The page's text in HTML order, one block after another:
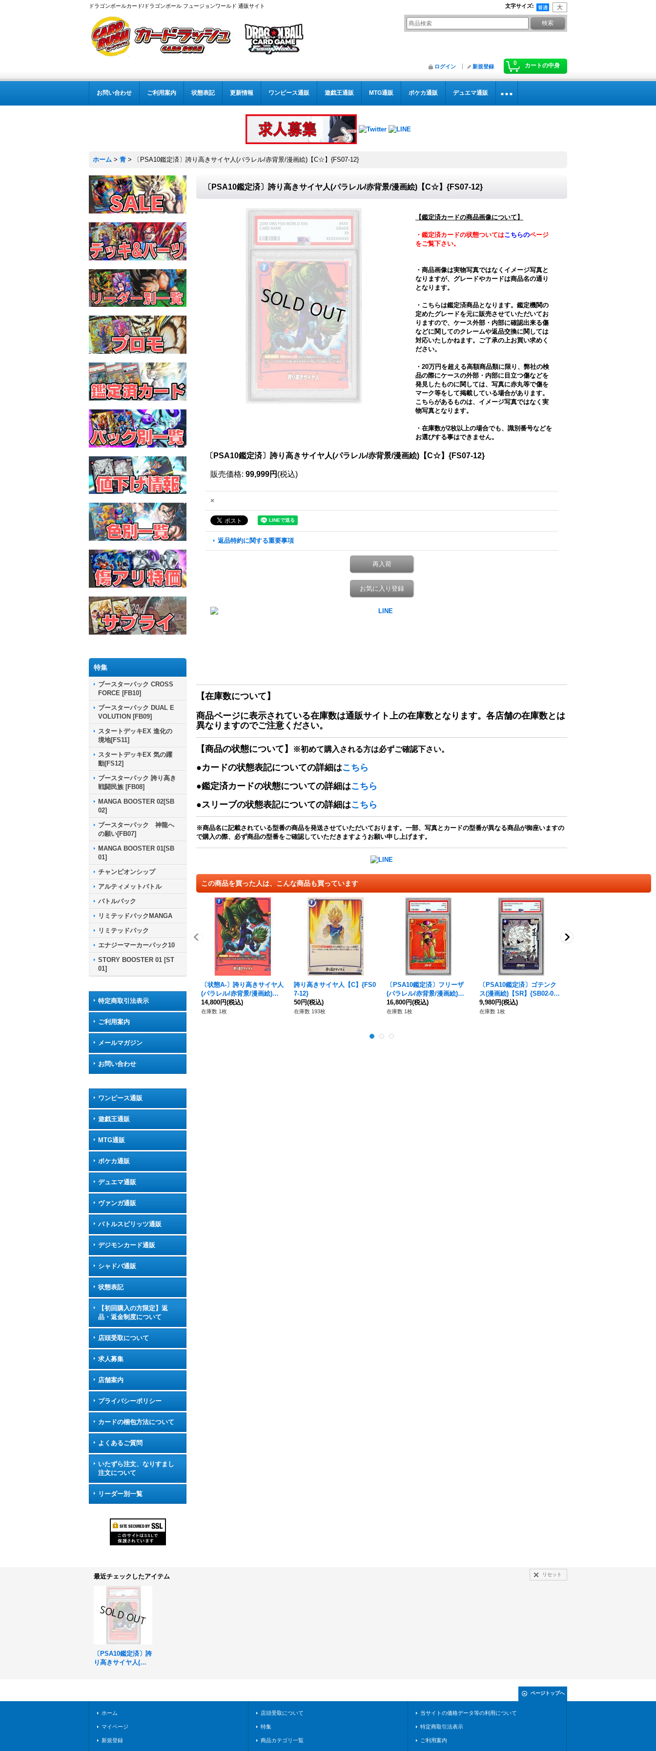
ドラゴンボールカード/ドラゴンボール フュージョンワールド 通販サイト 文字サイズ:
0 カートの中身
ログイン 新規登録
お問い合わせ ご利用案内 状態表記 更新情報 ワンピース通販 遊戯王通販 MTG通販 ポケカ通販 デュエマ通販
ホーム > 青 > 〔PSA10鑑定済〕誇り高きサイヤ人(パラレル/赤背景/漫画絵)【C☆】{FS07-12}
特集
ブースターパック CROSS
FORCE [FB10]
ブースターパック DUAL E
VOLUTION [FB09]
スタートデッキEX 進化の
境地[FS11]
スタートデッキEX 気の躍
動[FS12]
ブースターパック 誇り高き
戦闘民族 [FB08]
MANGA BOOSTER 02[SB
02]
ブースターパック 神龍へ
の願い[FB07]
MANGA BOOSTER 01[SB
01]
チャンピオンシップ
アルティメットバトル
バトルパック
リミテッドパックMANGA
リミテッドパック
エナジーマーカーパック10
STORY BOOSTER 01 [ST
01]
特定商取引法表示
ご利用案内
メールマガジン
お問い合わせ
ワンピース通販
遊戯王通販
MTG通販
ポケカ通販
デュエマ通販
ヴァンガ通販
バトルスピリッツ通販
デジモンカード通販
シャドバ通販
状態表記
【初回購入の方限定】返
品・返金制度について
店頭受取について
求人募集
店舗案内
プライバシーポリシー
カードの梱包方法について
よくあるご質問
いたずら注文、なりすまし
注文について
リーダー別一覧
〔PSA10鑑定済〕誇り高きサイヤ人(パラレル/赤背景/漫画絵)【C☆】{FS07-12}
【鑑定済カードの商品画像について】
・鑑定済カードの状態ついてはこちらのページ
をご覧下さい。
・商品画像は実物写真ではなくイメージ写真と
なりますが、グレードやカードは商品名の通り
となります。
・こちらは鑑定済商品となります。鑑定機関の
定めたグレードを元に販売させていただいてお
りますので、ケース外部・内部に確認出来る傷
などに関してのクレームや返品交換に関しては
対応いたしかねます。ご了承の上お買い求めく
ださい。
・20万円を超える高額商品類に限り、弊社の検
品の際にケースの外部・内部に目立つ傷などを
発見したものに関しては、写真に赤丸等で傷を
マーク等をして掲載している場合があります。
こちらがあるものは、イメージ写真ではなく実
物写真となります。
・在庫数が2枚以上の場合でも、識別番号などを
お選びする事はできません。
〔PSA10鑑定済〕誇り高きサイヤ人(パラレル/赤背景/漫画絵)【C☆】{FS07-12}
販売価格: 99,999円 (税込)
×
返品特約に関する重要事項
再入荷
お気に入り登録
【在庫数について】
商品ページに表示されている在庫数は通販サイト上の在庫数となります。各店舗の在庫数とは
異なりますのでご注意ください。
【商品の状態について】 ※初めて購入される方は必ずご確認下さい。
●カードの状態表記についての詳細はこちら
●鑑定済カードの状態についての詳細はこちら
●スリーブの状態表記についての詳細はこちら
※商品名に記載されている型番の商品を発送させていただいております。一部、写真とカードの型番が異なる商品が御座いますの
で購入の際、必ず商品の型番をご確認していただきますようお願い申し上げます。
この商品を買った人は、こんな商品も買っています
〔状態A-〕誇り高きサイヤ人
(パラレル/赤背景/漫画絵)【C
☆】{FS07-12}
14,800円(税込)
在庫数 1枚
誇り高きサイヤ人【C】{FS0
7-12}
50円(税込)
在庫数 193枚
〔PSA10鑑定済〕フリーザ
(パラレル/赤背景/漫画絵)【S
R☆】{SB02-053}
16,800円(税込)
在庫数 1枚
〔PSA10鑑定済〕ゴテンク
ス(漫画絵)【SR】{SB02-02
2}
9,980円(税込)
在庫数 1枚
最近チェックしたアイテム リセット
〔PSA10鑑定済〕誇
り高きサイヤ人(パ
ページトップへ
ホーム
マイページ
新規登録
店頭受取について
特集
商品カテゴリ一覧
当サイトの価格データ等の利用について
特定商取引法表示
ご利用案内